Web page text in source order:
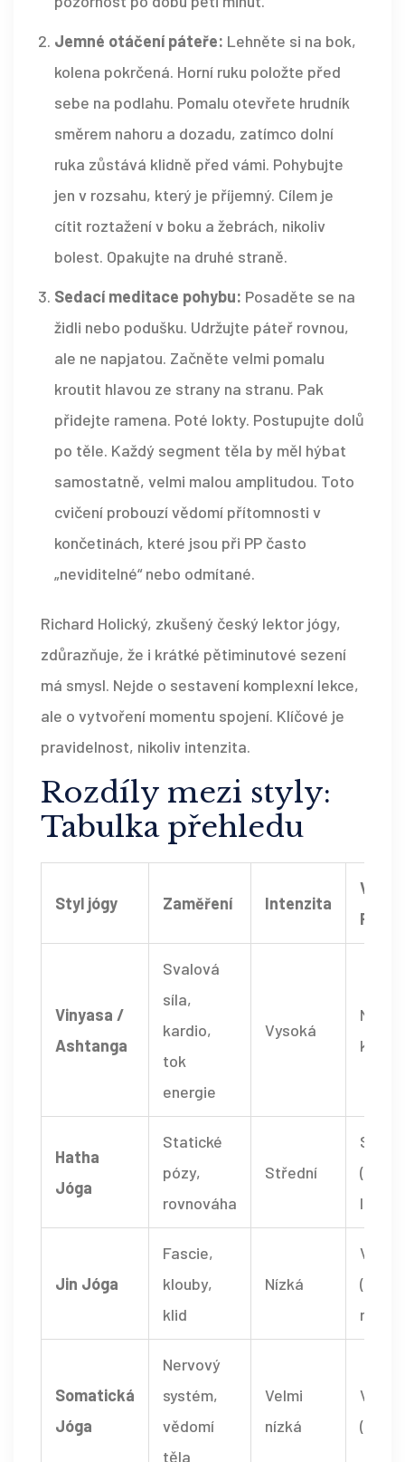
Jemné otáčení páteře: Lehněte si na bok,
kolena pokrčená. Horní ruku položte před
sebe na podlahu. Pomalu otevřete hrudník
směrem nahoru a dozadu, zatímco dolní
ruka zůstává klidně před vámi. Pohybujte
jen v rozsahu, který je příjemný. Cílem je
cítit roztažení v boku a žebrách, nikoliv
bolest. Opakujte na druhé straně.
Sedací meditace pohybu: Posaděte se na
židli nebo podušku. Udržujte páteř rovnou,
ale ne napjatou. Začněte velmi pomalu
kroutit hlavou ze strany na stranu. Pak
přidejte ramena. Poté lokty. Postupujte dolů
po těle. Každý segment těla by měl hýbat
samostatně, velmi malou amplitudou. Toto
cvičení probouzí vědomí přítomnosti v
končetinách, které jsou při PP často
„neviditelné“ nebo odmítané.
Richard Holický, zkušený český lektor jógy,
zdůrazňuje, že i krátké pětiminutové sezení
má smysl. Nejde o sestavení komplexní lekce,
ale o vytvoření momentu spojení. Klíčové je
pravidelnost, nikoliv intenzita.
Rozdíly mezi styly:
Tabulka přehledu
Styl jógy Zaměření Intenzita
PP
Vinyasa /
Ashtanga
Svalová
síla,
kardio,
tok
energie
Vysoká
Nízká
Hatha
Jóga
Statické
pózy,
rovnováha
Střední
Jin Jóga
Fascie,
klouby,
klid
Nízká
Somatická
Jóga
Nervový
systém,
vědomí
těla
Velmi
nízká
Velmi